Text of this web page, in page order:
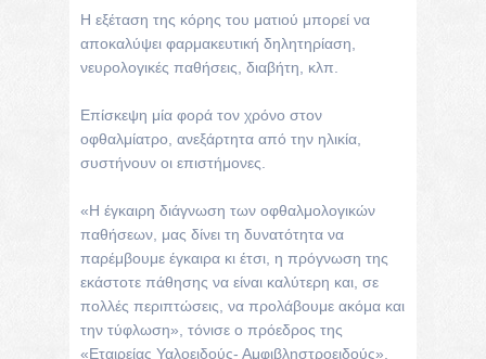
Η εξέταση της κόρης του ματιού μπορεί να
αποκαλύψει φαρμακευτική δηλητηρίαση,
νευρολογικές παθήσεις, διαβήτη, κλπ.
Επίσκεψη μία φορά τον χρόνο στον
οφθαλμίατρο, ανεξάρτητα από την ηλικία,
συστήνουν οι επιστήμονες.
«Η έγκαιρη διάγνωση των οφθαλμολογικών
παθήσεων, μας δίνει τη δυνατότητα να
παρέμβουμε έγκαιρα κι έτσι, η πρόγνωση της
εκάστοτε πάθησης να είναι καλύτερη και, σε
πολλές περιπτώσεις, να προλάβουμε ακόμα και
την τύφλωση», τόνισε ο πρόεδρος της
«Εταιρείας Υαλοειδούς- Αμφιβληστροειδούς»,